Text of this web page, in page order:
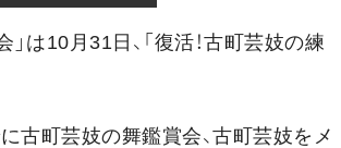
は10月31日、「復活！古町芸妓の練
古町芸妓の舞鑑賞会、古町芸妓をメ